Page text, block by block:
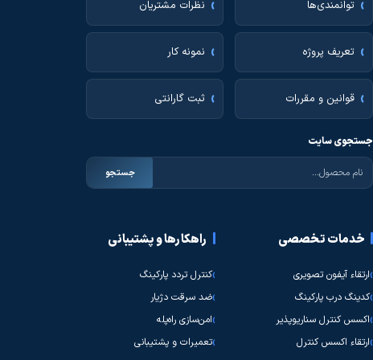
توانمندی‌ها نظرات مشتریان
تعریف پروژه نمونه کار
قوانین و مقررات ثبت گارانتی
جستجوی سایت
جستجو
خدمات تخصصی
ارتقاء آیفون تصویری
کدینگ درب پارکینگ
اکسس کنترل سناریوپذیر
ارتقاء اکسس کنترل
راهکارها و پشتیبانی
کنترل تردد پارکینگ
ضد سرقت دژیار
امن‌سازی راه‌پله
تعمیرات و پشتیبانی